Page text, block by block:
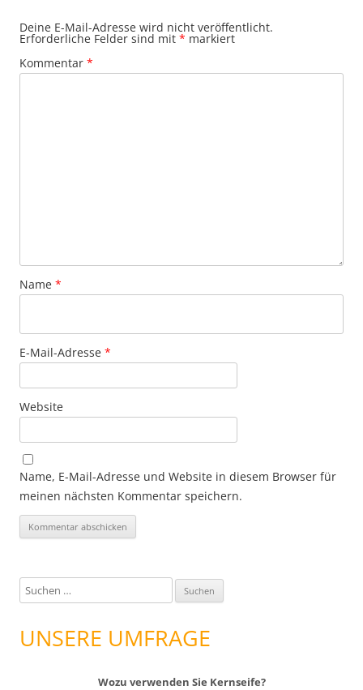
Deine E-Mail-Adresse wird nicht veröffentlicht.
Erforderliche Felder sind mit * markiert
Kommentar *
Name *
E-Mail-Adresse *
Website
Name, E-Mail-Adresse und Website in diesem Browser für
meinen nächsten Kommentar speichern.
u
h
UNSERE UMFRAGE
Wozu verwenden Sie Kernseife?